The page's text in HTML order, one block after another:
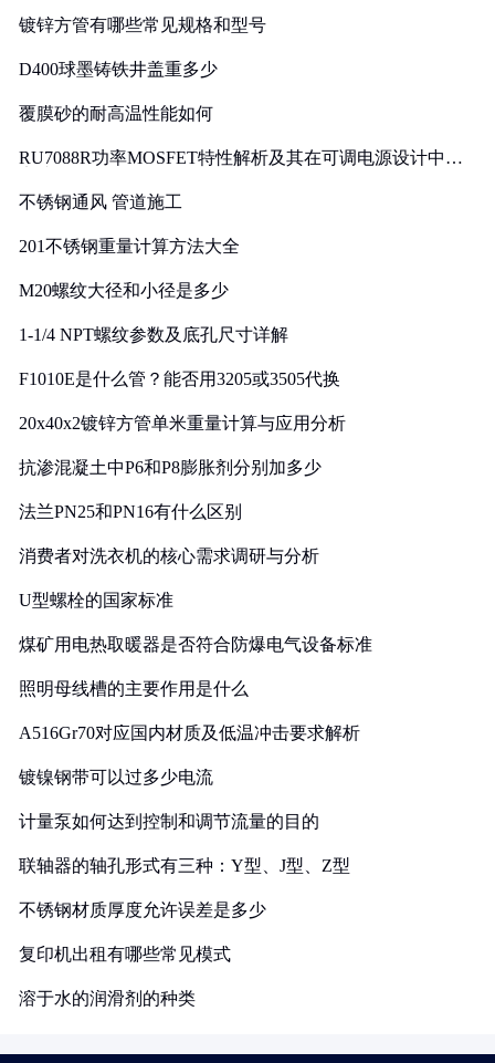
镀锌方管有哪些常见规格和型号
D400球墨铸铁井盖重多少
覆膜砂的耐高温性能如何
RU7088R功率MOSFET特性解析及其在可调电源设计中的
不锈钢通风 管道施工
201不锈钢重量计算方法大全
M20螺纹大径和小径是多少
1-1/4 NPT螺纹参数及底孔尺寸详解
F1010E是什么管？能否用3205或3505代换
20x40x2镀锌方管单米重量计算与应用分析
抗渗混凝土中P6和P8膨胀剂分别加多少
法兰PN25和PN16有什么区别
消费者对洗衣机的核心需求调研与分析
U型螺栓的国家标准
煤矿用电热取暖器是否符合防爆电气设备标准
照明母线槽的主要作用是什么
A516Gr70对应国内材质及低温冲击要求解析
镀镍钢带可以过多少电流
计量泵如何达到控制和调节流量的目的
联轴器的轴孔形式有三种：Y型、J型、Z型
不锈钢材质厚度允许误差是多少
复印机出租有哪些常见模式
溶于水的润滑剂的种类